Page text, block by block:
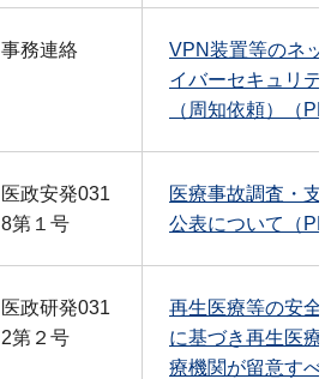
事務連絡
VPN装置等のネッ
イバーセキュリテ
（周知依頼）（
医政安発031
8第１号
医療事故調査・支
公表について（
医政研発031
2第２号
再生医療等の安全
に基づき再生医療
療機関が留意すべ